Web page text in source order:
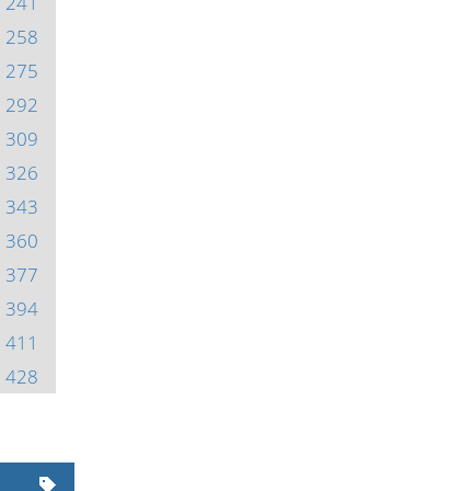
258
275
292
309
326
343
360
377
394
411
428